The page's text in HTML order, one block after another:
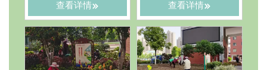
查看详情 查看详情
查看详情 查看详情
查看详情 查看详情
查看详情 查看详情
查看详情 查看详情